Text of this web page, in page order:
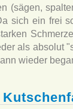
(sägen,
sich ein frei
als absolut
wieder